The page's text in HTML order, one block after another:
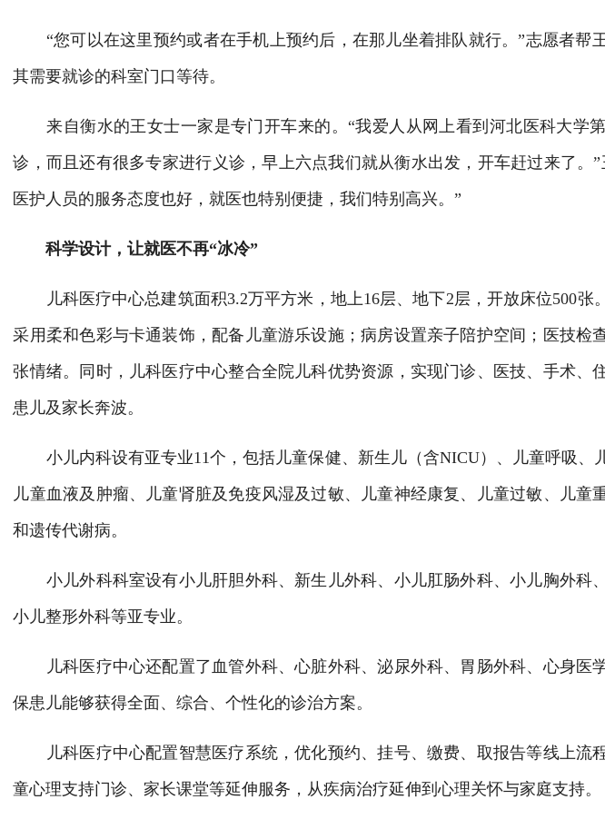
“您可以在这里预约或者在手机上预约后，在那儿坐着排队就行。”志愿者帮
其需要就诊的科室门口等待。
来自衡水的王女士一家是专门开车来的。“我爱人从网上看到河北医科大学
诊，而且还有很多专家进行义诊，早上六点我们就从衡水出发，开车赶过来了。”
医护人员的服务态度也好，就医也特别便捷，我们特别高兴。”
科学设计，让就医不再“冰冷”
儿科医疗中心总建筑面积3.2万平方米，地上16层、地下2层，开放床位500张
采用柔和色彩与卡通装饰，配备儿童游乐设施；病房设置亲子陪护空间；医技检
张情绪。同时，儿科医疗中心整合全院儿科优势资源，实现门诊、医技、手术、
患儿及家长奔波。
小儿内科设有亚专业11个，包括儿童保健、新生儿（含NICU）、儿童呼吸、
儿童血液及肿瘤、儿童肾脏及免疫风湿及过敏、儿童神经康复、儿童过敏、儿童
和遗传代谢病。
小儿外科科室设有小儿肝胆外科、新生儿外科、小儿肛肠外科、小儿胸外科、
小儿整形外科等亚专业。
儿科医疗中心还配置了血管外科、心脏外科、泌尿外科、胃肠外科、心身医
保患儿能够获得全面、综合、个性化的诊治方案。
儿科医疗中心配置智慧医疗系统，优化预约、挂号、缴费、取报告等线上流
童心理支持门诊、家长课堂等延伸服务，从疾病治疗延伸到心理关怀与家庭支持。